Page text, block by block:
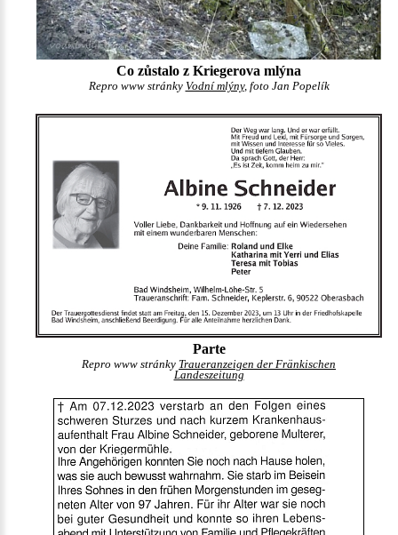
Co zůstalo z Kriegerova mlýna
Repro www stránky Vodní mlýny, foto Jan Popelík
Parte
Repro www stránky Traueranzeigen der Fränkischen
Landeszeitung